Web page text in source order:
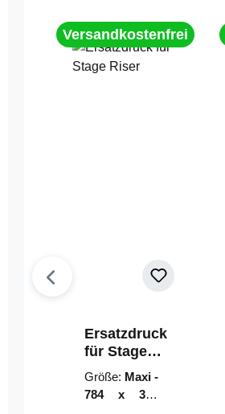
Versandkostenfrei
Ersatzdruck
für Stage
Riser
Größe: Maxi -
784 x 314